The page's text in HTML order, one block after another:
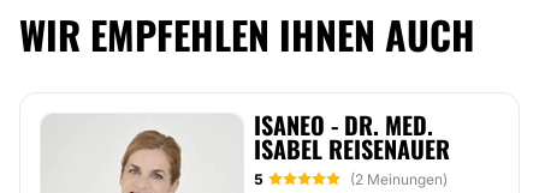
WIR EMPFEHLEN IHNEN AUCH
ISANEO - DR. MED.
ISABEL REISENAUER
5
(2 Meinungen)